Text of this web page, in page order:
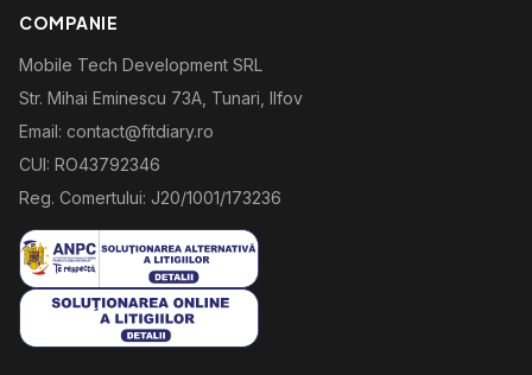
COMPANIE
Mobile Tech Development SRL
Str. Mihai Eminescu 73A, Tunari, Ilfov
Email: contact@fitdiary.ro
CUI: RO43792346
Reg. Comertului: J20/1001/173236